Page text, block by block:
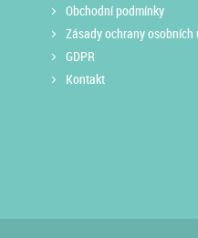
Obchodní podmínky
Zásady ochrany osobních
GDPR
Kontakt